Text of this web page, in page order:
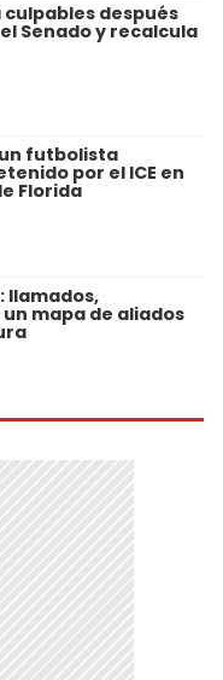
culpables después
Senado y recalcula
un futbolista
por el ICE en
Florida
llamados,
mapa de aliados